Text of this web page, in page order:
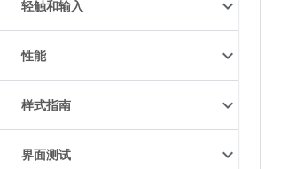
轻触和输入
性能
样式指南
界面测试